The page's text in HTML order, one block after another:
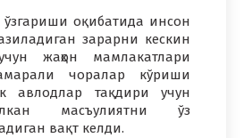
ўзгариши оқибатида инсон
зарарни кескин
жаҳон мамлакатлари
чоралар кўриши
авлодлар тақдири учун
масъулиятни ўз
вақт келди.